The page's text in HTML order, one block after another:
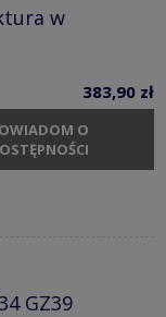
w
383,90 zł
O
GZ39